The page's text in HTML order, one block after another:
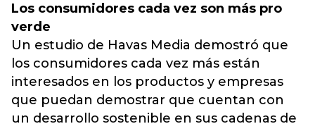
Los consumidores cada vez son más pro
verde
Un estudio de Havas Media demostró que
los consumidores cada vez más están
interesados en los productos y empresas
que puedan demostrar que cuentan con
un desarrollo sostenible en sus cadenas de